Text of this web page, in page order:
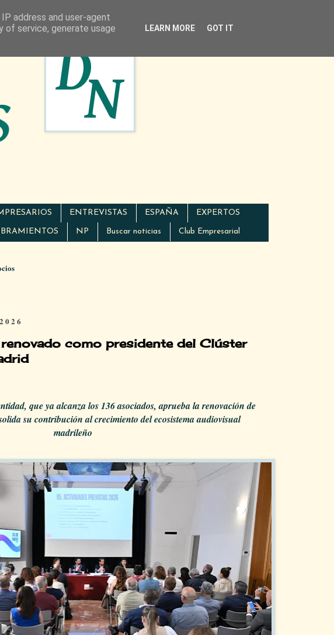
ENTREVISTAS ESPAÑA EXPERTOS
NP Buscar noticias Club Empresarial
como presidente del Clúster
que ya alcanza los 136 asociados, aprueba la renovación de
su contribución al crecimiento del ecosistema audiovisual
madrileño
address and user-agent
of service, generate usage
LEARN MORE GOT IT